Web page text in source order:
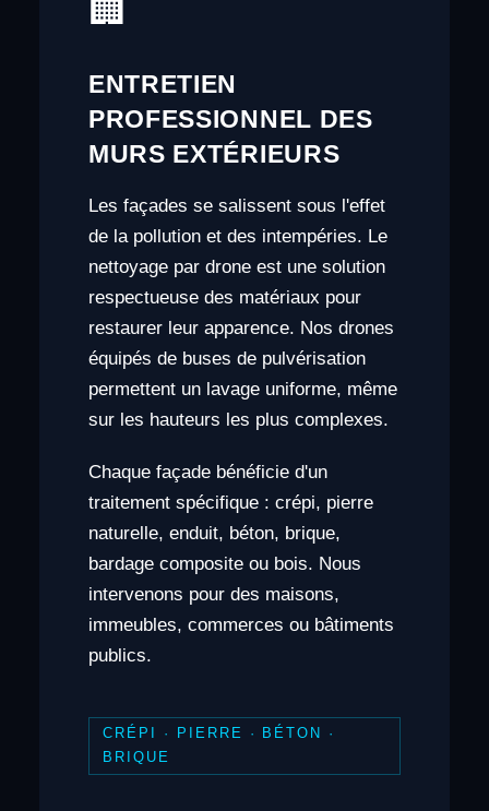
🏢
ENTRETIEN
PROFESSIONNEL DES
MURS EXTÉRIEURS
Les façades se salissent sous l'effet
de la pollution et des intempéries. Le
nettoyage par drone est une solution
respectueuse des matériaux pour
restaurer leur apparence. Nos drones
équipés de buses de pulvérisation
permettent un lavage uniforme, même
sur les hauteurs les plus complexes.
Chaque façade bénéficie d'un
traitement spécifique : crépi, pierre
naturelle, enduit, béton, brique,
bardage composite ou bois. Nous
intervenons pour des maisons,
immeubles, commerces ou bâtiments
publics.
CRÉPI · PIERRE · BÉTON ·
BRIQUE